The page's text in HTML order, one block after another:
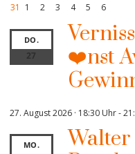
31
1 2 3 4 5 6
DO.
27
❤️nst
27. August 2026 · 18:30 Uhr-
MO.